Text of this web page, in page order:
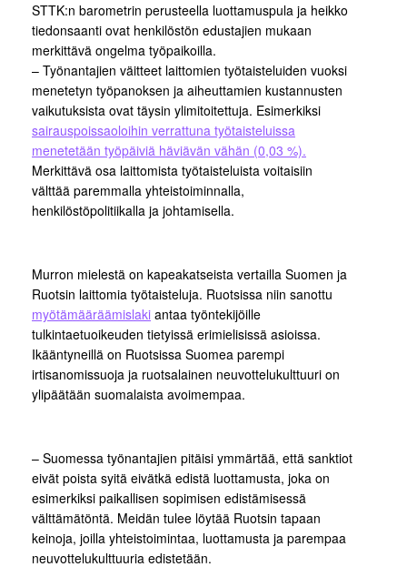
STTK:n barometrin perusteella luottamuspula ja heikko
tiedonsaanti ovat henkilöstön edustajien mukaan
merkittävä ongelma työpaikoilla.
– Työnantajien väitteet laittomien työtaisteluiden vuoksi
menetetyn työpanoksen ja aiheuttamien kustannusten
vaikutuksista ovat täysin ylimitoitettuja. Esimerkiksi
sairauspoissaoloihin verrattuna työtaisteluissa
menetetään työpäiviä häviävän vähän (0,03 %).
Merkittävä osa laittomista työtaisteluista voitaisiin
välttää paremmalla yhteistoiminnalla,
henkilöstöpolitiikalla ja johtamisella.
Murron mielestä on kapeakatseista vertailla Suomen ja
Ruotsin laittomia työtaisteluja. Ruotsissa niin sanottu
myötämääräämislaki antaa työntekijöille
tulkintaetuoikeuden tietyissä erimielisissä asioissa.
Ikääntyneillä on Ruotsissa Suomea parempi
irtisanomissuoja ja ruotsalainen neuvottelukulttuuri on
ylipäätään suomalaista avoimempaa.
– Suomessa työnantajien pitäisi ymmärtää, että sanktiot
eivät poista syitä eivätkä edistä luottamusta, joka on
esimerkiksi paikallisen sopimisen edistämisessä
välttämätöntä. Meidän tulee löytää Ruotsin tapaan
keinoja, joilla yhteistoimintaa, luottamusta ja parempaa
neuvottelukulttuuria edistetään.